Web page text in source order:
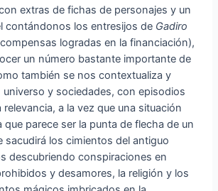
extras de fichas de personajes y un
contándonos los entresijos de Gadiro
logradas en la financiación),
un número bastante importante de
también se nos contextualiza y
y sociedades, con episodios
a la vez que una situación
que parece ser la punta de flecha de un
sacudirá los cimientos del antiguo
descubriendo conspiraciones en
y desamores, la religión y los